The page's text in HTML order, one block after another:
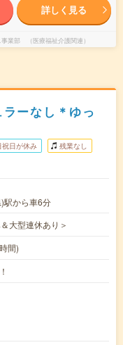
詳しく見る
業部 （医療福祉介護関連）
ーなし＊ゆっ
祝日が休み 残業なし
駅から車6分
大型連休あり＞
間)